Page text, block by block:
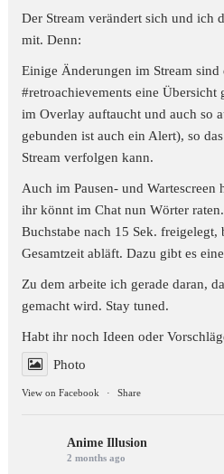
Der Stream verändert sich und ich
mit. Denn:
Einige Änderungen im Stream
#retroachievements eine Übersicht
im Overlay auftaucht und auch so
gebunden ist auch ein Alert), so
Stream verfolgen kann.
Auch im Pausen- und Wartescreen
ihr könnt im Chat nun Wörter
Buchstabe nach 15 Sek. freigelegt,
Gesamtzeit abläft. Dazu gibt es
Zu dem arbeite ich gerade daran,
gemacht wird. Stay tuned.
Habt ihr noch Ideen oder
Photo
View on Facebook · Share
Anime Illusion
2 months ago